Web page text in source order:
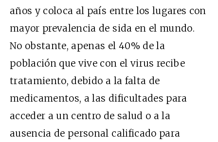
años y coloca al país entre los lugares con
mayor prevalencia de sida en el mundo.
No obstante, apenas el 40% de la
población que vive con el virus recibe
tratamiento, debido a la falta de
medicamentos, a las dificultades para
acceder a un centro de salud o a la
ausencia de personal calificado para